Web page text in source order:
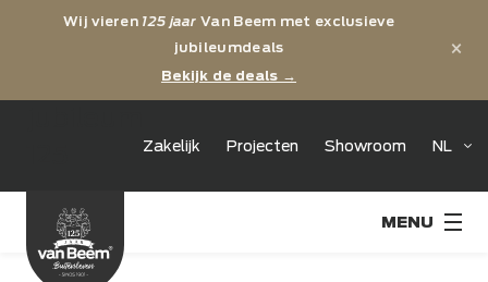
Wij vieren 125 jaar Van Beem met exclusieve
jubileumdeals
Bekijk de deals →
×
Zakelijk Projecten Showroom NL